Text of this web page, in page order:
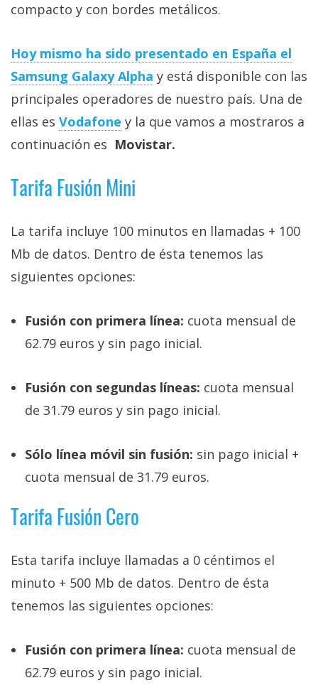
Más
temas
Sorteos
Foros
Contacto
Sobre
nosotros
/
Publicidad
Cambiar
opciones
de
/
Aviso
Legal
El medio de
comunicación
digital donde
todas las
noticias sobre
móviles,
ordenadores,
apps,
videojuegos,
tutoriales.
El Grupo
compacto y con bordes metálicos.
Hoy mismo ha sido presentado en España el
Samsung Galaxy Alpha y está disponible con las
principales operadores de nuestro país. Una de
ellas es Vodafone y la que vamos a mostraros a
continuación es Movistar.
Tarifa Fusión Mini
La tarifa incluye 100 minutos en llamadas + 100
Mb de datos. Dentro de ésta tenemos las
siguientes opciones:
Fusión con primera línea: cuota mensual de
62.79 euros y sin pago inicial.
Fusión con segundas líneas: cuota mensual
de 31.79 euros y sin pago inicial.
Sólo línea móvil sin fusión: sin pago inicial +
cuota mensual de 31.79 euros.
Tarifa Fusión Cero
Esta tarifa incluye llamadas a 0 céntimos el
minuto + 500 Mb de datos. Dentro de ésta
tenemos las siguientes opciones:
Fusión con primera línea: cuota mensual de
62.79 euros y sin pago inicial.